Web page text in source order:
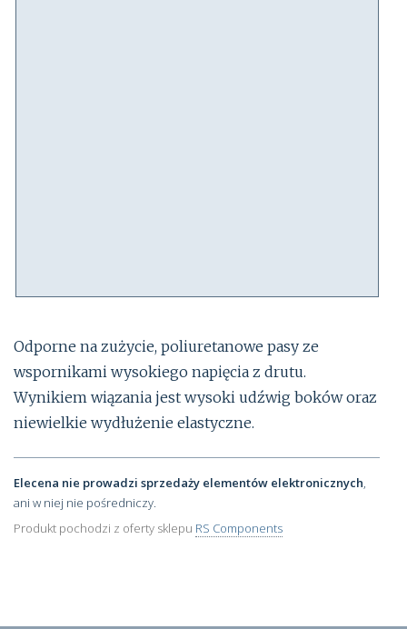
Odporne na zużycie, poliuretanowe pasy ze
wspornikami wysokiego napięcia z drutu.
Wynikiem wiązania jest wysoki udźwig boków oraz
niewielkie wydłużenie elastyczne.
Elecena nie prowadzi sprzedaży elementów elektronicznych,
ani w niej nie pośredniczy.
Produkt pochodzi z oferty sklepu RS Components